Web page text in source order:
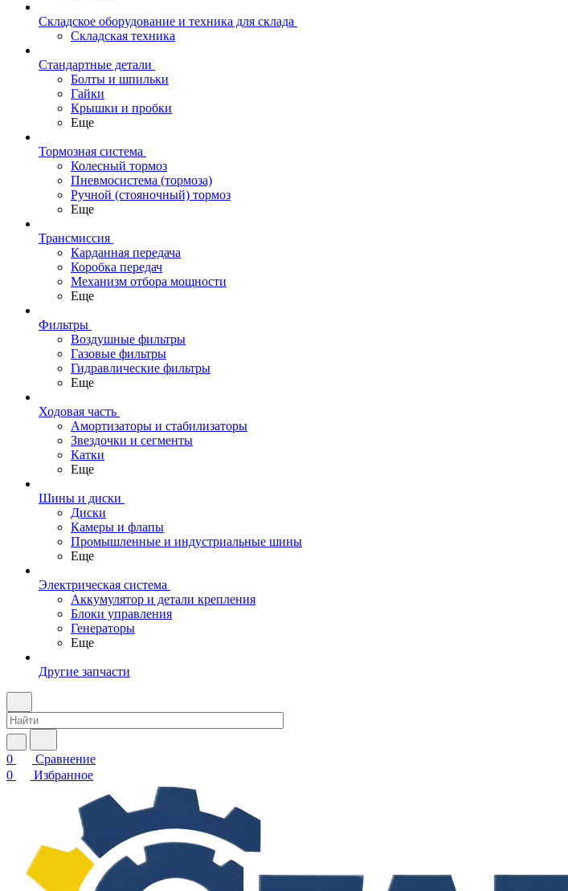
Складское оборудование и техника для склада
Складская техника
Стандартные детали
Болты и шпильки
Гайки
Крышки и пробки
Еще
Тормозная система
Колесный тормоз
Пневмосиcтема (тормоза)
Ручной (стояночный) тормоз
Еще
Трансмиссия
Карданная передача
Коробка передач
Механизм отбора мощности
Еще
Фильтры
Воздушные фильтры
Газовые фильтры
Гидравлические фильтры
Еще
Ходовая часть
Амортизаторы и стабилизаторы
Звездочки и сегменты
Катки
Еще
Шины и диски
Диски
Камеры и флапы
Промышленные и индустриальные шины
Еще
Электрическая система
Аккумулятор и детали крепления
Блоки управления
Генераторы
Еще
Другие запчасти
0
Сравнение
0
Избранное